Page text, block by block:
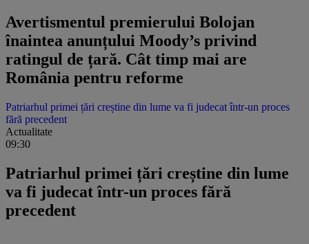
Avertismentul premierului Bolojan
înaintea anunțului Moody’s privind
ratingul de țară. Cât timp mai are
România pentru reforme
Patriarhul primei țări creștine din lume va fi judecat într-un proces
fără precedent
Actualitate
09:30
Patriarhul primei țări creștine din lume
va fi judecat într-un proces fără
precedent